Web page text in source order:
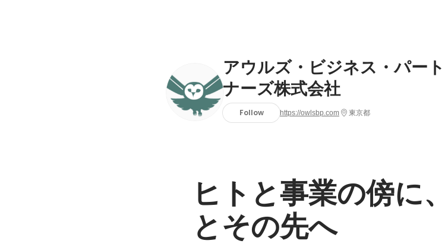
アウルズ・ビジネス・パート
ナーズ株式会社
Follow https://owlsbp.com 東京都
ヒトと事業の傍に
とその先へ